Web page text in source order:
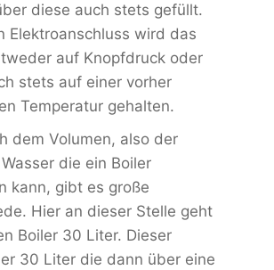
diese auch stets gefüllt.
Elektroanschluss wird das
auf Knopfdruck oder
stets auf einer vorher
Temperatur gehalten.
dem Volumen, also der
die ein Boiler
kann, gibt es große
Hier an dieser Stelle geht
Boiler 30 Liter. Dieser
30 Liter die dann über eine